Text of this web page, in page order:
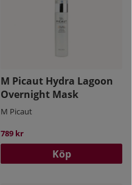
M Picaut Hydra Lagoon
Overnight Mask
M Picaut
789 kr
Köp